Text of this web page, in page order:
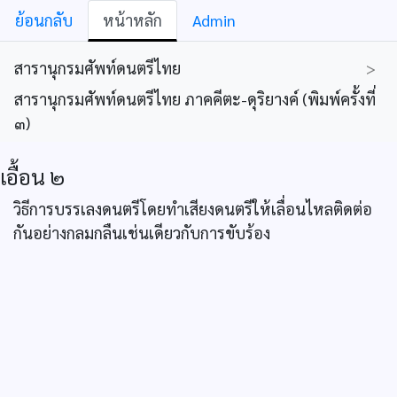
ย้อนกลับ หน้าหลัก Admin
สารานุกรมศัพท์ดนตรีไทย
>
สารานุกรมศัพท์ดนตรีไทย ภาคคีตะ-ดุริยางค์ (พิมพ์ครั้งที่
๓)
เอื้อน ๒
วิธีการบรรเลงดนตรีโดยทำเสียงดนตรีให้เลื่อนไหลติดต่อ
กันอย่างกลมกลืนเช่นเดียวกับการขับร้อง